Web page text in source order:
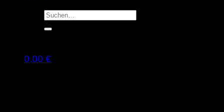
Suche
0,00 €